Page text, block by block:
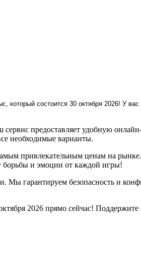
состоится 30 октября 2026! У
предоставляет удобную
необходимые варианты.
привлекательным ценам на
борьбы и эмоции от каждой игры!
гарантируем безопасность и
2026 прямо сейчас!